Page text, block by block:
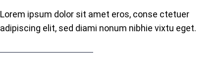
Lorem ipsum dolor sit amet eros, conse ctetuer
adipiscing elit, sed diami nonum nibhie vixtu eget.